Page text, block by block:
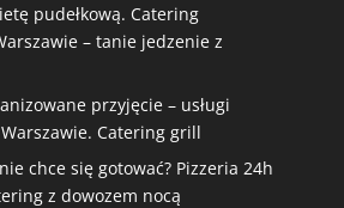
pudełkową. Catering
– tanie jedzenie z
przyjęcie – usługi
Catering grill
chce się gotować? Pizzeria 24h
z dowozem nocą